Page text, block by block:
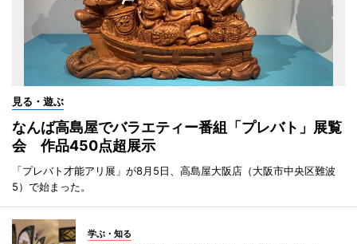
見る・遊ぶ
なんば高島屋でバラエティー番組「プレバト」展覧
会 作品450点超展示
「プレバト才能アリ展」が8月5日、高島屋大阪店（大阪市中央区難波
5）で始まった。
学ぶ・知る